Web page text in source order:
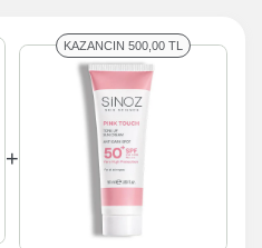
+
KAZANCIN 500,00 TL